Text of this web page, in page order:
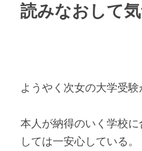
読みなおして
ようやく次女の大学受験
本人が納得のいく学校
しては一安心している。